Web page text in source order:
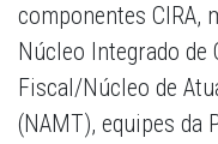
componentes CIRA,
Núcleo Integrado de
Fiscal/Núcleo de
(NAMT), equipes da